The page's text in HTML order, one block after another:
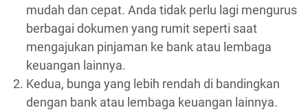
mudah dan cepat. Anda tidak perlu lagi mengurus
berbagai dokumen yang rumit seperti saat
mengajukan pinjaman ke bank atau lembaga
keuangan lainnya.
Kedua, bunga yang lebih rendah di bandingkan
dengan bank atau lembaga keuangan lainnya.